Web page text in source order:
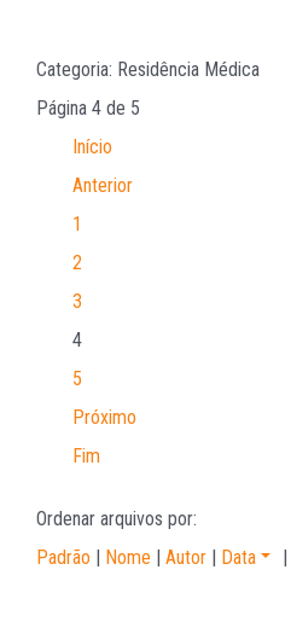
Categoria: Residência Médica
Página 4 de 5
Início
Anterior
1
2
3
4
5
Próximo
Fim
Ordenar arquivos por:
Padrão
Nome Autor Data